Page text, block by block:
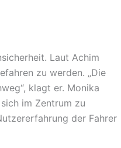
Laut Achim
zu werden. „Die
klagt er. Monika
im Zentrum zu
der Fahrer